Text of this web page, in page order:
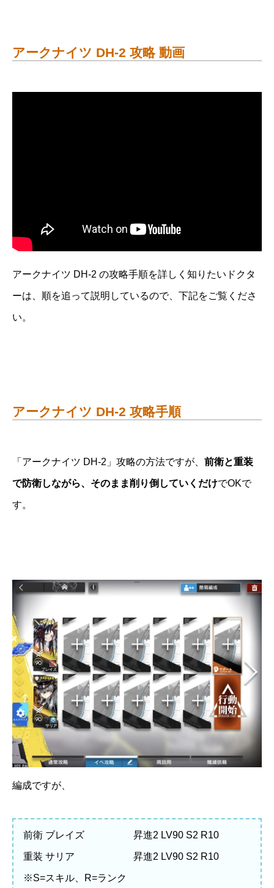
アークナイツ DH-2 攻略 動画
アークナイツ DH-2 の攻略手順を詳しく知りたいドクタ
ーは、順を追って説明しているので、下記をご覧くださ
い。
アークナイツ DH-2 攻略手順
「アークナイツ DH-2」攻略の方法ですが、 前衛と重装
で防衛しながら、そのまま削り倒していくだけでOKで
す。
編成ですが、
前衛 ブレイズ 昇進2 LV90 S2 R10
重装 サリア 昇進2 LV90 S2 R10
※S=スキル、R=ランク